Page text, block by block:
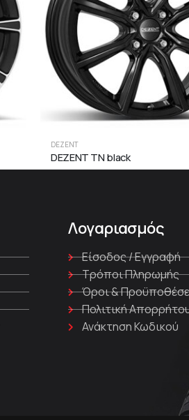
DEZENT
DEZENT TN black
Λογαριασμός
Είσοδος / Εγγραφή
Τρόποι Πληρωμής
Όροι &
Πολιτική
Ανάκτηση Κωδικού